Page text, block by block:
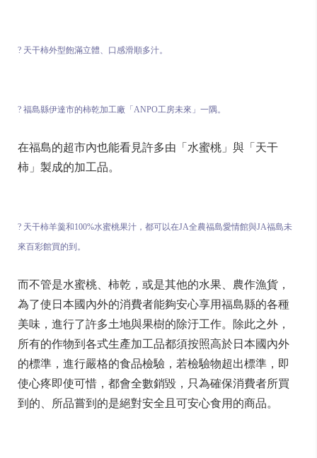
? 天干柿外型飽滿立體、口感滑順多汁。
? 福島縣伊達市的柿乾加工廠「ANPO工房未來」一隅。
在福島的超市內也能看見許多由「水蜜桃」與「天干
柿」製成的加工品。
? 天干柿羊羹和100%水蜜桃果汁，都可以在JA全農福島愛情館與JA福島未
來百彩館買的到。
而不管是水蜜桃、柿乾，或是其他的水果、農作漁貨，
為了使日本國內外的消費者能夠安心享用福島縣的各種
美味，進行了許多土地與果樹的除汙工作。除此之外，
所有的作物到各式生產加工品都須按照高於日本國內外
的標準，進行嚴格的食品檢驗，若檢驗物超出標準，即
使心疼即使可惜，都會全數銷毀，只為確保消費者所買
到的、所品嘗到的是絕對安全且可安心食用的商品。